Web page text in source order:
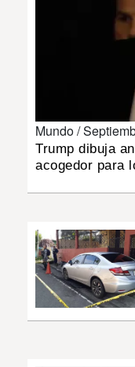
Mundo /
Trump dibuja
acogedor para